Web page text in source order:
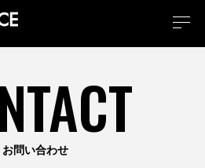
お問い合わせ